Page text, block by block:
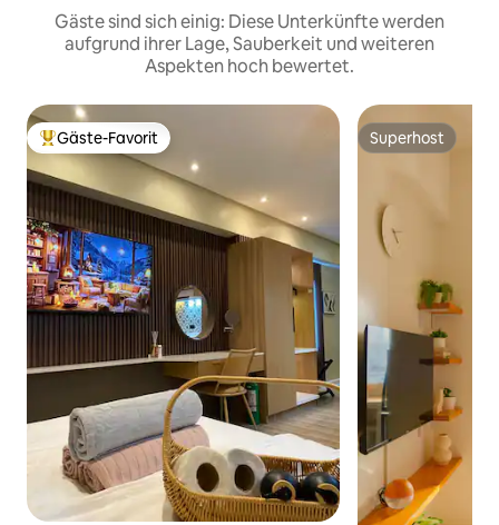
Gäste sind sich einig: Diese Unterkünfte werden
aufgrund ihrer Lage, Sauberkeit und weiteren
Aspekten hoch bewertet.
Beliebter Gäste-Favorit.
Gäste-Favorit Superhost
Superhost